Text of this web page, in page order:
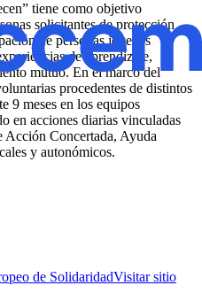
tiene como objetivo
solicitantes de protección
de personas jóvenes
de aprendizaje,
mutuo. En el marco del
procedentes de distintos
9 meses en los equipos
en acciones diarias vinculadas
Acción Concertada, Ayuda
y autonómicos.
de SolidaridadVisitar sitio